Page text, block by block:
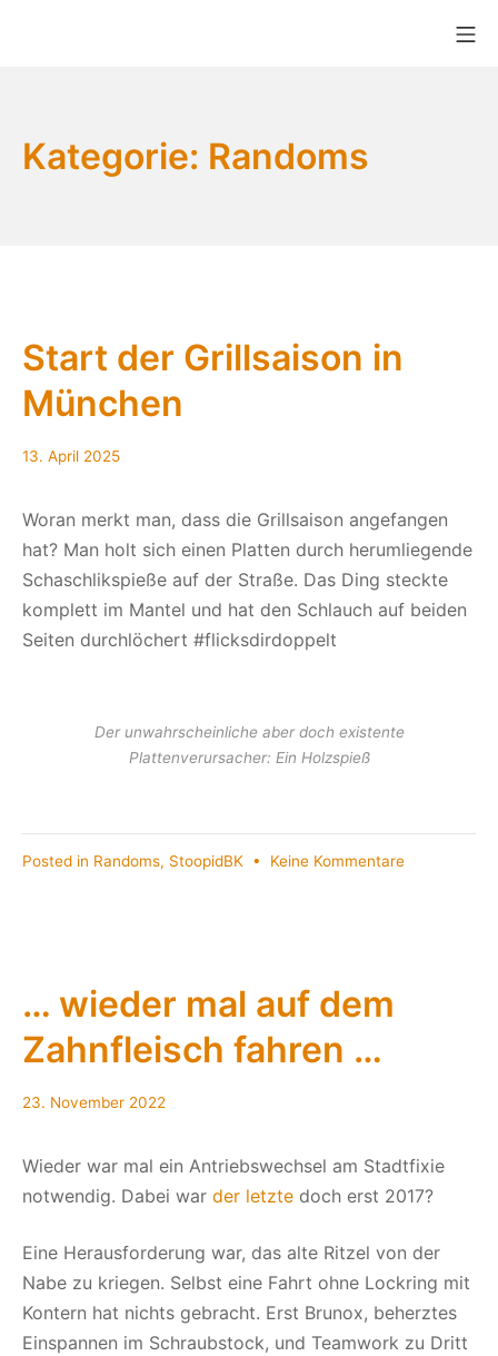
Bikekitchen München e.V.
Kategorie: Randoms
Start der Grillsaison in
München
13. April 202513.
Woran merkt man, dass die Grillsaison angefangen
hat? Man holt sich einen Platten durch herumliegende
Schaschlikspieße auf der Straße. Das Ding steckte
komplett im Mantel und hat den Schlauch auf beiden
Seiten durchlöchert #flicksdirdoppelt
Der unwahrscheinliche aber doch existente
Plattenverursacher: Ein Holzspieß
Posted in Randoms, StoopidBK • Keine Kommentarezu
… wieder mal auf dem
Zahnfleisch fahren …
23. November 2022
Wieder war mal ein Antriebswechsel am Stadtfixie
notwendig. Dabei war der letzte doch erst 2017?
Eine Herausforderung war, das alte Ritzel von der
Nabe zu kriegen. Selbst eine Fahrt ohne Lockring mit
Kontern hat nichts gebracht. Erst Brunox, beherztes
Einspannen im Schraubstock, und Teamwork zu Dritt